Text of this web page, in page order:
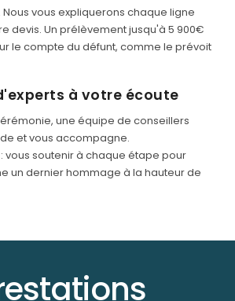
vous expliquerons chaque ligne
devis. Un prélèvement jusqu'à 5 900€
le compte du défunt, comme le prévoit
à votre écoute
une équipe de conseillers
et vous accompagne.
vous soutenir à chaque étape pour
un dernier hommage à la hauteur de